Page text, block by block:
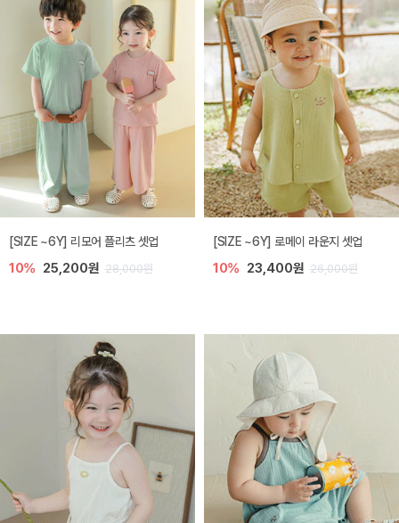
[SIZE ~6Y] 리모어 플리츠 셋업
10% 25,200원 28,000원
[SIZE ~6Y] 로메이 라운지 셋업
10% 23,400원 26,000원